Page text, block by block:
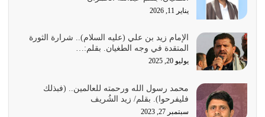
أمة عاجزة عن النهوض…
يوليو 23, 2026
بحبل الله جميعاً وليس كل…
يوليو 22, 2026
يناير 11, 2026
الإمام زيد بن علي (عليه السلام).. شرارة الثورة
المتقدة في وجه الطغيان. بقلم:…
يوليو 20, 2025
محمد رسول الله ورحمته للعالمين.. (فبذلك
فليفرحوا). بقلم/ زيد الشُريف
سبتمبر 27, 2023